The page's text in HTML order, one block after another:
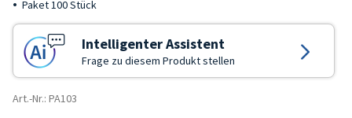
Paket 100 Stück
Intelligenter Assistent
Frage zu diesem Produkt stellen
Art.-Nr.: PA103